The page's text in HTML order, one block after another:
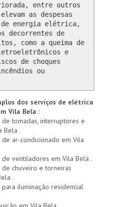
entre outros
as despesas
de energia elétrica,
decorrentes de
como a queima de
e
de choques
ou
dos serviços de elétrica
Vila Bela :
tomadas, interruptores e
Bela .
ar-condicionado em Vila
ventiladores em Vila Bela .
chuveiro e torneiras
.
iluminação residencial